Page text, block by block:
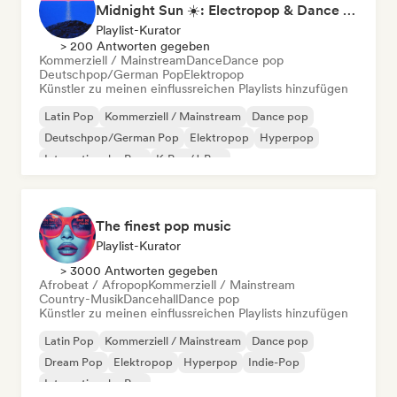
Midnight Sun ☀️: Electropop & Dance Pop
Playlist-Kurator
> 200 Antworten gegeben
Kommerziell / MainstreamDanceDance pop
Deutschpop/German PopElektropop
Künstler zu meinen einflussreichen Playlists hinzufügen
Latin Pop Kommerziell / Mainstream
Dance pop
Deutschpop/German Pop
Elektropop
Hyperpop
Internationaler Pop
K-Pop/J-Pop
The finest pop music
Playlist-Kurator
> 3000 Antworten gegeben
Afrobeat / AfropopKommerziell / Mainstream
Country-MusikDancehallDance pop
Künstler zu meinen einflussreichen Playlists hinzufügen
Latin Pop Kommerziell / Mainstream
Dance pop
Dream Pop
Elektropop Hyperpop
Indie-Pop
Internationaler Pop